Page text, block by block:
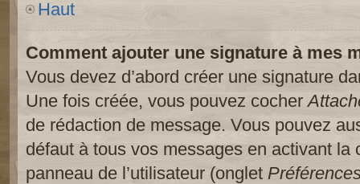
Haut
Comment ajouter une signature à mes
Vous devez d’abord créer une signature
Une fois créée, vous pouvez cocher
de rédaction de message. Vous pouvez
défaut à tous vos messages en activant la
panneau de l’utilisateur (onglet